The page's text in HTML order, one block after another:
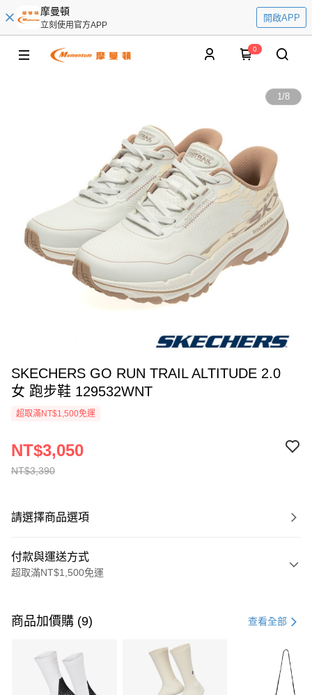
摩曼頓
立刻使用官方APP
開啟APP
0
1/8
SKECHERS GO RUN TRAIL ALTITUDE 2.0
女 跑步鞋 129532WNT
超取滿NT$1,500免運
NT$3,390
NT$3,050
請選擇商品選項
付款與運送方式
超取滿NT$1,500免運
信用卡一次付款
3 期 0 利率 每期 21家銀行
合作金庫商業銀行
第一商業銀行
商品加價購 (9) 查看全部